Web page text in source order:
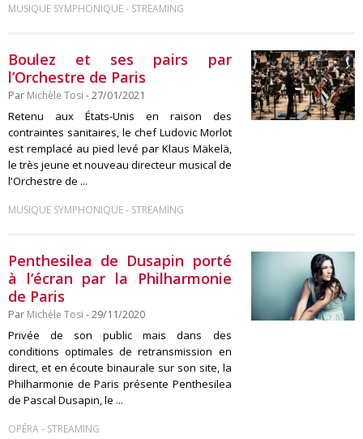
MUSIQUE SYMPHONIQUE- STREAMING
Boulez et ses pairs par
l’Orchestre de Paris
Par Michèle Tosi - 27/01/2021
Retenu aux États-Unis en raison des
contraintes sanitaires, le chef Ludovic Morlot
est remplacé au pied levé par Klaus Mäkelä,
le très jeune et nouveau directeur musical de
l'Orchestre de ...
MUSIQUE SYMPHONIQUE- STREAMING
Penthesilea de Dusapin porté
à l’écran par la Philharmonie
de Paris
Par Michèle Tosi - 29/11/2020
Privée de son public mais dans des
conditions optimales de retransmission en
direct, et en écoute binaurale sur son site, la
Philharmonie de Paris présente Penthesilea
de Pascal Dusapin, le ...
OPÉRA- STREAMING